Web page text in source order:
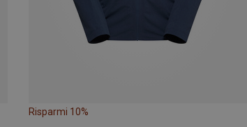
Risparmi 10%